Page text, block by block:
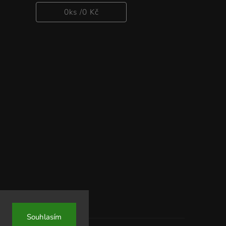
Souhlasím
0ks /0 Kč